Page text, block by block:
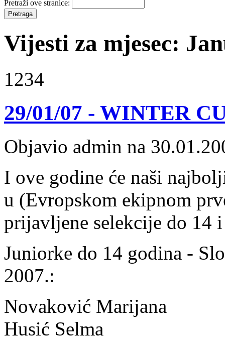
Pretraži ove stranice:
Vijesti za mjesec:
1234
29/01/07 - WINTER
Objavio admin na
I ove godine će naši
u (Evropskom ekipnom
prijavljene selekcije do 14
Juniorke do 14 godina -
2007.:
Novaković Marijana
Husić Selma